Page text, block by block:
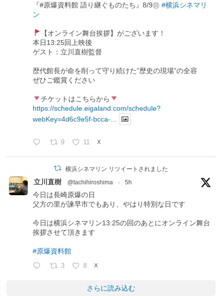
『#原爆資料館 語り継ぐものたち』8/9㊐#横浜シネマリ
ン
【オンライン舞台挨拶】がございます！
本日13:25回上映後
ゲスト：立川直樹監督
歴代館長が命を削って守り続けた”歴史の現場”の全容
ぜひご鑑賞ください
チケットはこちらから
https://schedule.eigaland.com/schedule?
webKey=4d6c9e5f-bcca-...
9 11 X
横浜シネマリン リツイートされました
立川直樹 @tachihiroshima · 5h
今日は長崎原爆の日
父方の里が諫早市でもあり、やはり特別な日です
今日は横浜シネマリン13:25の回のあとにオンライン舞台
挨拶させて頂きます
#原爆資料館
3 8 X
さらに読み込む